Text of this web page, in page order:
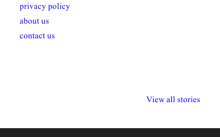
privacy policy
about us
contact us
View all stories
अधिकार दिवस| 18
वर्षातील